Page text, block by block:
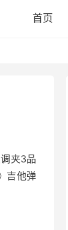
首页
夹3品
吉他弹